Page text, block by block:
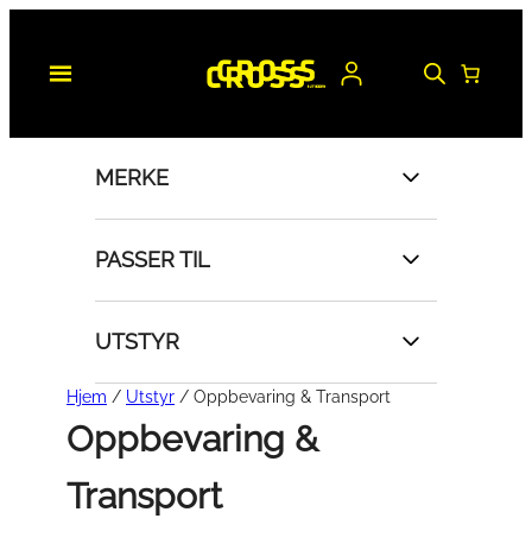
innhold
MERKE
PASSER TIL
UTSTYR
Hjem / Utstyr / Oppbevaring & Transport
Oppbevaring &
Transport